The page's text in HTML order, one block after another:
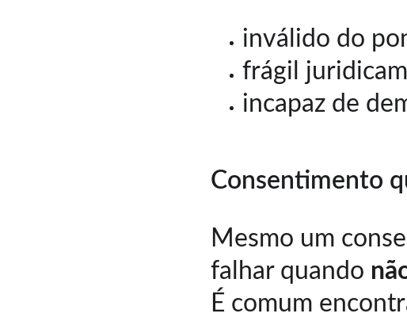
inválido do
frágil
incapaz de
Consentimento
Mesmo um
falhar quando
É comum